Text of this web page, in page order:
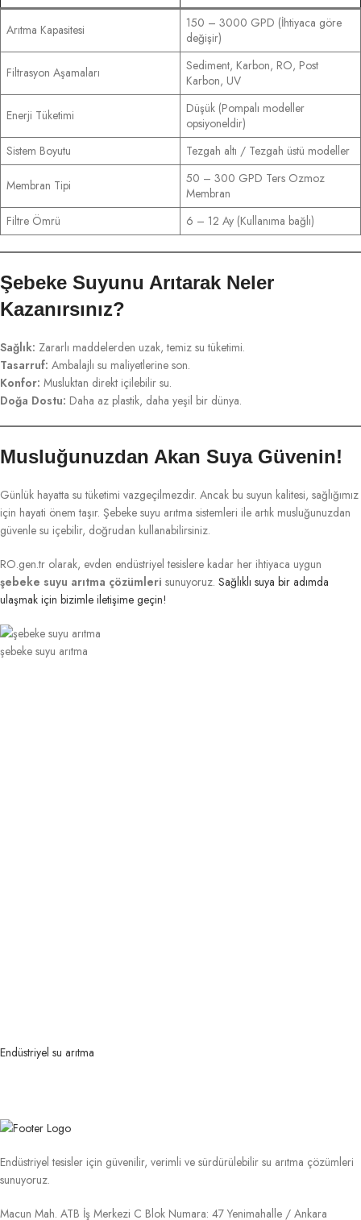
Arıtma Kapasitesi
150 – 3000 GPD (İhtiyaca göre
değişir)
Filtrasyon Aşamaları
Sediment, Karbon, RO, Post
Karbon, UV
Enerji Tüketimi
Düşük (Pompalı modeller
opsiyoneldir)
Sistem Boyutu
Tezgah altı / Tezgah üstü modeller
Membran Tipi
50 – 300 GPD Ters Ozmoz
Membran
Filtre Ömrü
6 – 12 Ay (Kullanıma bağlı)
Şebeke Suyunu Arıtarak Neler
Kazanırsınız?
Sağlık: Zararlı maddelerden uzak, temiz su tüketimi.
Tasarruf: Ambalajlı su maliyetlerine son.
Konfor: Musluktan direkt içilebilir su.
Doğa Dostu: Daha az plastik, daha yeşil bir dünya.
Musluğunuzdan Akan Suya Güvenin!
Günlük hayatta su tüketimi vazgeçilmezdir. Ancak bu suyun kalitesi, sağlığımız
için hayati önem taşır. Şebeke suyu arıtma sistemleri ile artık musluğunuzdan
güvenle su içebilir, doğrudan kullanabilirsiniz.
RO.gen.tr olarak, evden endüstriyel tesislere kadar her ihtiyaca uygun
şebeke suyu arıtma çözümleri sunuyoruz. Sağlıklı suya bir adımda
ulaşmak için bizimle iletişime geçin!
şebeke suyu arıtma
Endüstriyel su arıtma
Endüstriyel tesisler için güvenilir, verimli ve sürdürülebilir su arıtma çözümleri
sunuyoruz.
Macun Mah. ATB İş Merkezi C Blok Numara: 47 Yenimahalle / Ankara